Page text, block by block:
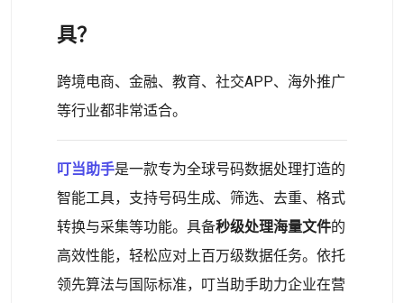
具？
跨境电商、金融、教育、社交APP、海外推广
等行业都非常适合。
叮当助手是一款专为全球号码数据处理打造的
智能工具，支持号码生成、筛选、去重、格式
转换与采集等功能。具备秒级处理海量文件的
高效性能，轻松应对上百万级数据任务。依托
领先算法与国际标准，叮当助手助力企业在营